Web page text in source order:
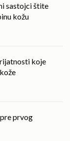
sastojci štite
kožu
koje
prvog